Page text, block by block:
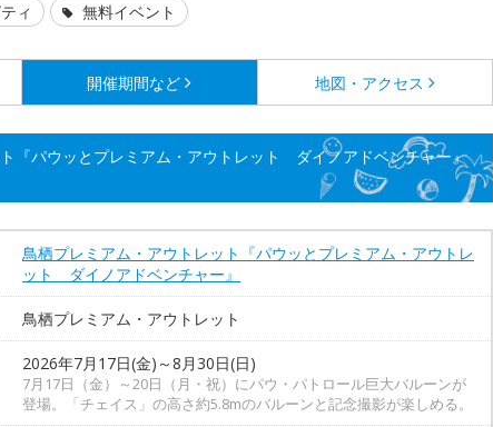
ィ 無料イベント
開催期間など 地図・アクセス
『パウッとプレミアム・アウトレット ダイノアドベンチャー』
鳥栖プレミアム・アウトレット『パウッとプレミアム・アウトレ
ット ダイノアドベンチャー』
鳥栖プレミアム・アウトレット
2026年7月17日(金)～8月30日(日)
7月17日（金）～20日（月・祝）にパウ・パトロール巨大バルーンが
登場。「チェイス」の高さ約5.8mのバルーンと記念撮影が楽しめる。